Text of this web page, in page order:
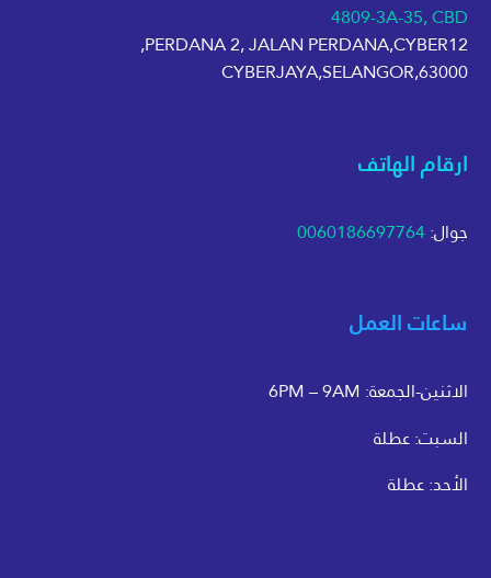
4809-3A-35, CBD
PERDANA 2, JALAN PERDANA,CYBER12,
63000,CYBERJAYA,SELANGOR
ارقام الهاتف
جوال:0060186697764
ساعات العمل
الاثنين-الجمعة: 6PM – 9AM
السبت: عطلة
الأحد: عطلة